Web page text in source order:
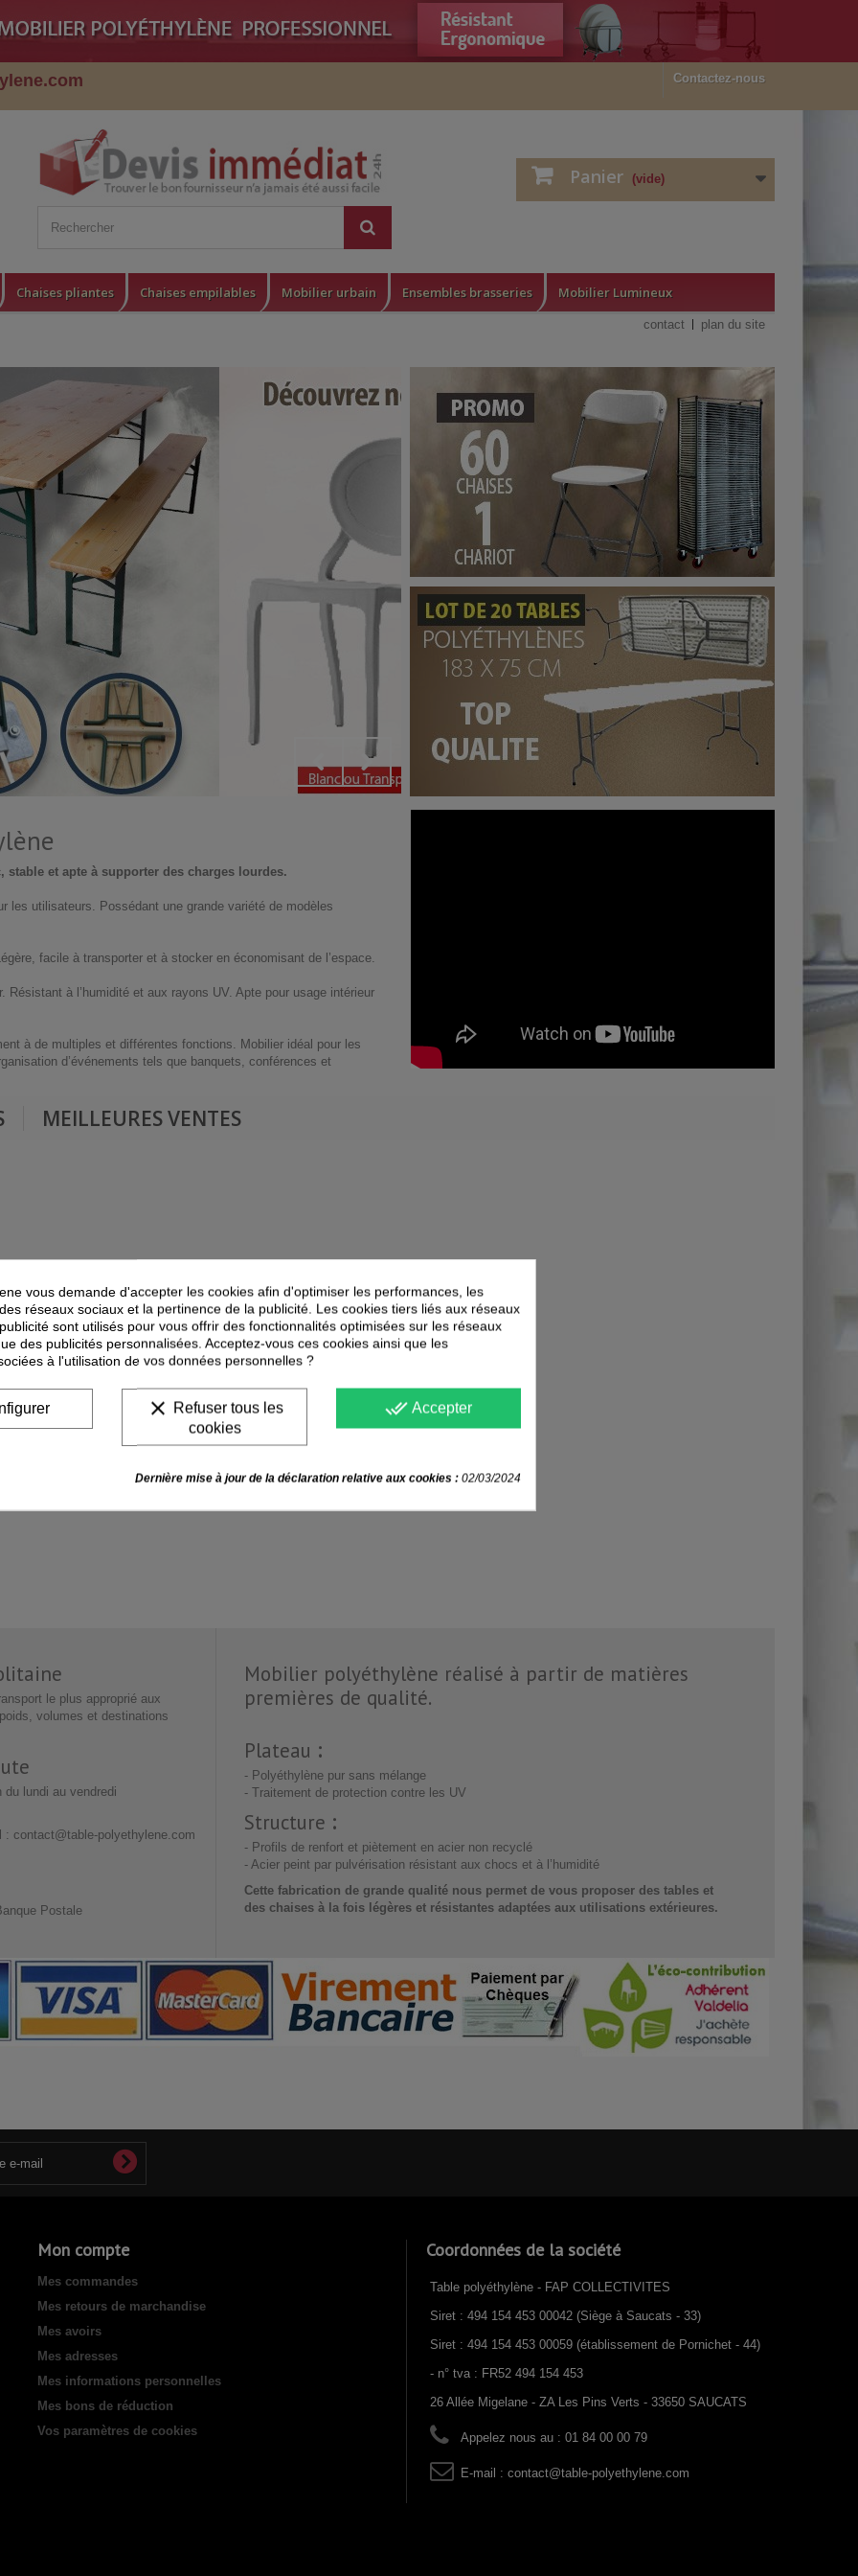
Contactez-nous
Panier (vide)
Chaises pliantes Chaises empilables Mobilier urbain Ensembles brasseries Mobilier Lumineux
contact plan du site
Table
Rectangulaire
Tables polyéthylènes rectangulaires, Pliantes, aussi
légères que résistantes !,
Usages professionnels
et apte à supporter des charges lourdes.
les utilisateurs. Possédant une grande variété de modèles
facile à transporter et à stocker en économisant de l’espace.
à l’humidité et aux rayons UV. Apte pour usage intérieur
à de multiples et différentes fonctions. Mobilier idéal pour les
d’événements tels que banquets, conférences et
MEILLEURES VENTES
le plus approprié aux
volumes et destinations
lundi au vendredi
: contact@table-polyethylene.com
Postale
Mobilier polyéthylène réalisé à partir de matières
premières de qualité.
Plateau :
- Polyéthylène pur sans mélange
- Traitement de protection contre les UV
Structure :
- Profils de renfort et piètement en acier non recyclé
- Acier peint par pulvérisation résistant aux chocs et à l’humidité
Cette fabrication de grande qualité nous permet de vous proposer des tables et
des chaises à la fois légères et résistantes adaptées aux utilisations extérieures.
Mon compte
Mes commandes
Mes retours de marchandise
Mes avoirs
Mes adresses
Mes informations personnelles
Mes bons de réduction
Vos paramètres de cookies
Coordonnées de la société
Table polyéthylène - FAP COLLECTIVITES
Siret : 494 154 453 00042 (Siège à Saucats - 33)
Siret : 494 154 453 00059 (établissement de Pornichet - 44)
- n° tva : FR52 494 154 453
26 Allée Migelane - ZA Les Pins Verts - 33650 SAUCATS
Appelez nous au : 01 84 00 00 79
E-mail : contact@table-polyethylene.com
vous demande d'accepter les cookies afin d'optimiser les performances, les
réseaux sociaux et la pertinence de la publicité. Les cookies tiers liés aux réseaux
sont utilisés pour vous offrir des fonctionnalités optimisées sur les réseaux
des publicités personnalisées. Acceptez-vous ces cookies ainsi que les
à l'utilisation de vos données personnelles ?
done_all Accepter
clear Refuser tous les
cookies
Dernière mise à jour de la déclaration relative aux cookies : 02/03/2024